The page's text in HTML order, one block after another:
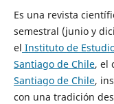
Es una revista
semestral (junio y
el Instituto de
Santiago de Chile, el
Santiago de Chile,
con una tradición